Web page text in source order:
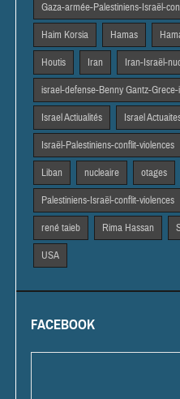
Gaza-armée-Palestiniens-Israël-
Haim Korsia Hamas
Houtis Iran Iran-Israël-
israel-defense-Benny Gantz-
Israel Actiualités Israel
Israël-Palestiniens-conflit-violences
Liban nucleaire otages
Palestiniens-Israël-conflit-violences
rené taieb Rima Hassan
USA
FACEBOOK